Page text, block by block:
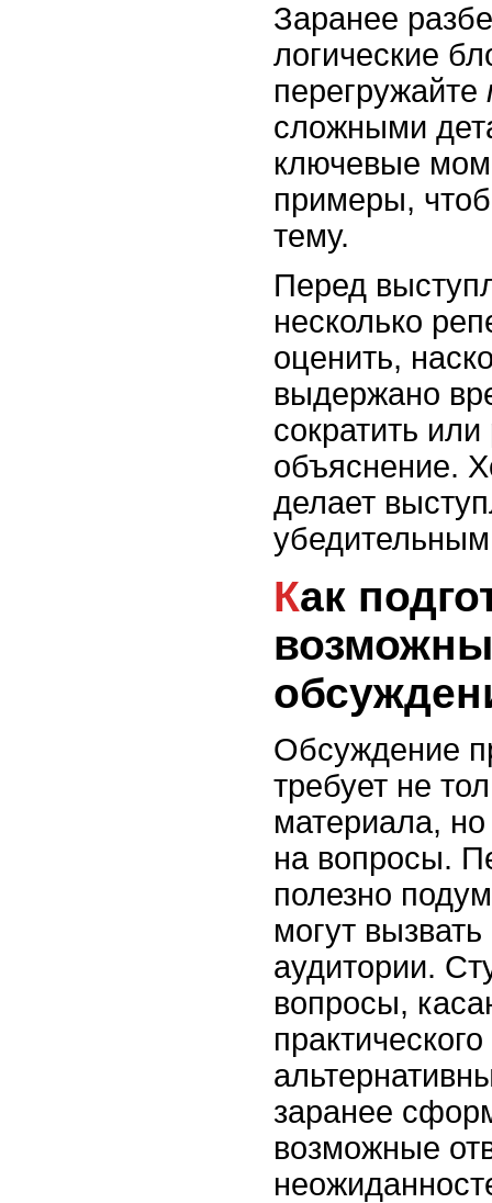
Заранее
логические
перегружайте
сложными
ключевые
примеры,
тему.
Перед
несколько
оценить,
выдержано
сократить
объяснение.
делает
Как подготовиться к
Обсуждение
требует не
материала,
на вопросы.
полезно
могут
аудитории.
вопросы,
заранее
возможные